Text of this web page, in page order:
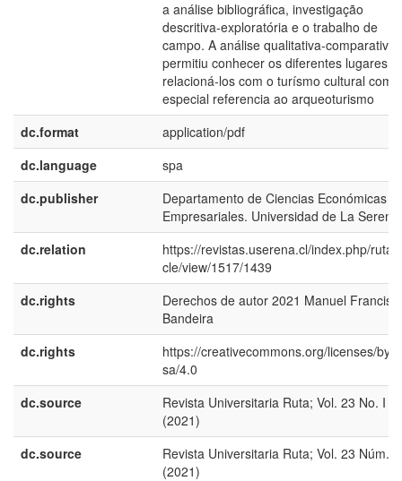
a análise bibliográfica, investigação
descritiva-exploratória e o trabalho de
campo. A análise qualitativa-comparativa
permitiu conhecer os diferentes lugares e
relacioná-los com o turísmo cultural com
especial referencia ao arqueoturismo
dc.format
application/pdf
dc.language
spa
dc.publisher
Departamento de Ciencias Económicas y
Empresariales. Universidad de La Serena
dc.relation
https://revistas.userena.cl/index.php/ruta/
cle/view/1517/1439
dc.rights
Derechos de autor 2021 Manuel
Bandeira
dc.rights
https://creativecommons.org/licenses/by-
sa/4.0
dc.source
Revista Universitaria Ruta; Vol. 23 No. I
(2021)
dc.source
Revista Universitaria Ruta; Vol. 23 Núm. I
(2021)